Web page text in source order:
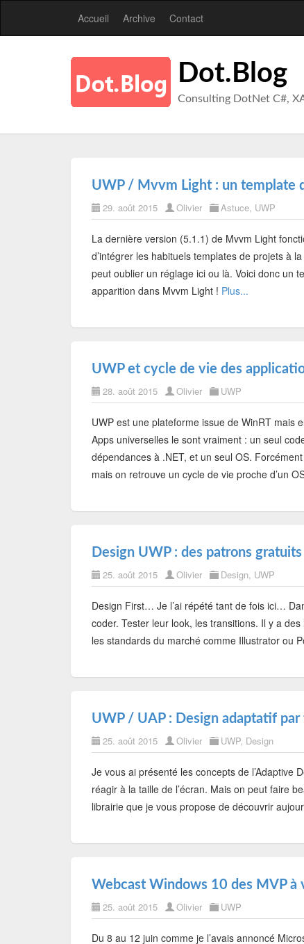
Accueil Archive Contact
Dot.Blog
Consulting DotNet C#,
UWP / Mvvm Light : un template
29. août 2015 Olivier Astuce, UWP
La dernière version (5.1.1) de Mvvm Light
d’intégrer les habituels templates de projets à
peut oublier un réglage ici ou là. Voici donc un
apparition dans Mvvm Light ! Plus...
UWP et cycle de vie des
28. août 2015 Olivier UWP
UWP est une plateforme issue de WinRT mais
Apps universelles le sont vraiment : un seul
dépendances à .NET, et un seul OS.
mais on retrouve un cycle de vie proche d’un
Design UWP : des patrons
25. août 2015 Olivier Design, UWP
Design First… Je l’ai répété tant de fois ici…
coder. Tester leur look, les transitions. Il y a
les standards du marché comme Illustrator ou
UWP / UAP : Design adaptatif
25. août 2015 Olivier UWP, Design
Je vous ai présenté les concepts de l’Adaptive
réagir à la taille de l’écran. Mais on peut faire
librairie que je vous propose de découvrir
Webcast Windows 10 des MVP à
25. août 2015 Olivier UWP
Du 8 au 12 juin comme je l’avais annoncé